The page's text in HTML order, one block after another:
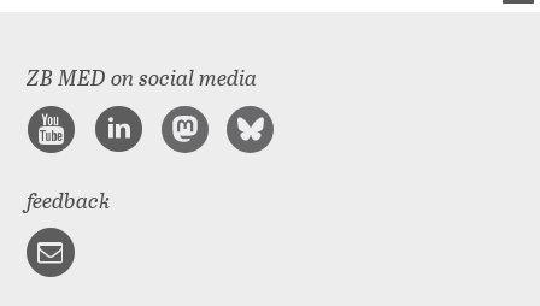
ZB MED on social media
feedback